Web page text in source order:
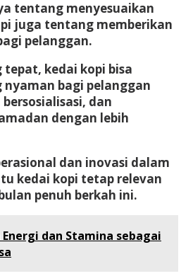
tentang menyesuaikan
juga tentang memberikan
pelanggan.
kedai kopi bisa
bagi pelanggan
dan
dengan lebih
dan inovasi dalam
kedai kopi tetap relevan
penuh berkah ini.
dan Stamina sebagai